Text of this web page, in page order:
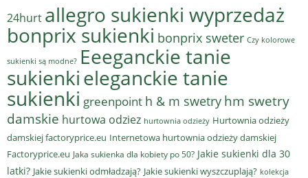
24hurt allegro sukienki wyprzedaż
bonprix sukienki bonprix sweter Czy kolorowe
sukienki są modne? Eeeganckie tanie
sukienkieleganckie tanie
sukienki greenpoint h & m swetry hm swetry
damskie hurtowa odziez hurtownia odzieży Hurtownia odzieży
damskiej factoryprice.eu Internetowa hurtownia odzieży damskiej
Factoryprice.eu Jaka sukienka dla kobiety po 50? Jakie sukienki dla 30
latki? Jakie sukienki odmładzają? Jakie sukienki wyszczuplają? kolekcja